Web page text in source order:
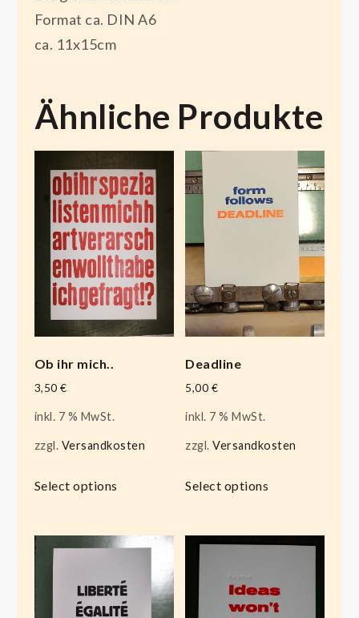
Format ca. DIN A6
ca. 11x15cm
Ähnliche Produkte
Ob ihr mich..
3,50€
inkl. 7 % MwSt.
zzgl. Versandkosten
Select options
Deadline
5,00 €
inkl. 7 % MwSt.
zzgl.Versandkosten
Select options